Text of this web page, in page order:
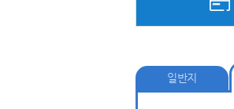
일반지